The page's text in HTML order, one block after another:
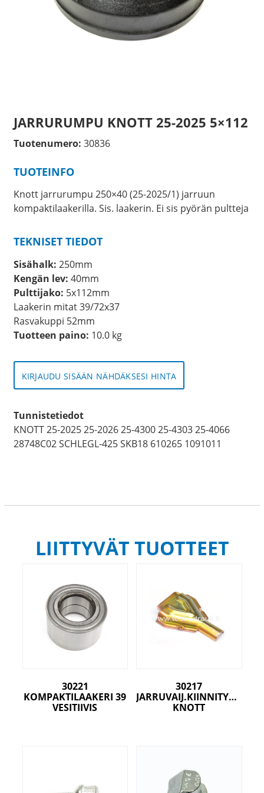
JARRURUMPU KNOTT 25-2025 5×112
Tuotenumero: 30836
TUOTEINFO
Knott jarrurumpu 250×40 (25-2025/1) jarruun
kompaktilaakerilla. Sis. laakerin. Ei sis pyörän pultteja
TEKNISET TIEDOT
Sisähalk: 250mm
Kengän lev: 40mm
Pulttijako: 5x112mm
Laakerin mitat 39/72x37
Rasvakuppi 52mm
Tuotteen paino: 10.0 kg
KIRJAUDU SISÄÄN NÄHDÄKSESI HINTA
Tunnistetiedot
KNOTT 25-2025 25-2026 25-4300 25-4303 25-4066
28748C02 SCHLEGL-425 SKB18 610265 1091011
LIITTYVÄT TUOTTEET
30221
KOMPAKTILAAKERI 39
VESITIIVIS
30217
JARRUVAIJ.KIINNITYSPELTI
KNOTT